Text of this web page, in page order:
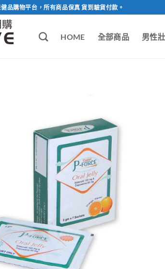
品購物平台，所有商品保真 貨到驗貨付款。
HOME 全部商品 男性